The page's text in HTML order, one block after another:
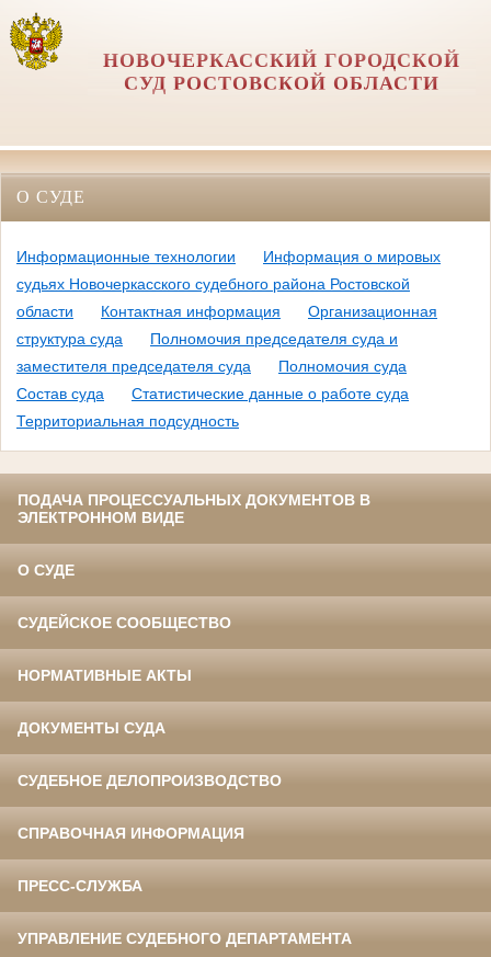
НОВОЧЕРКАССКИЙ ГОРОДСКОЙ
СУД РОСТОВСКОЙ ОБЛАСТИ
О СУДЕ
Информационные технологии
Информация о мировых
судьях Новочеркасского судебного района Ростовской
области
Контактная информация
Организационная
структура суда
Полномочия председателя суда и
заместителя председателя суда
Полномочия суда
Состав суда
Статистические данные о работе суда
Территориальная подсудность
ПОДАЧА ПРОЦЕССУАЛЬНЫХ ДОКУМЕНТОВ В
ЭЛЕКТРОННОМ ВИДЕ
О СУДЕ
СУДЕЙСКОЕ СООБЩЕСТВО
НОРМАТИВНЫЕ АКТЫ
ДОКУМЕНТЫ СУДА
СУДЕБНОЕ ДЕЛОПРОИЗВОДСТВО
СПРАВОЧНАЯ ИНФОРМАЦИЯ
ПРЕСС-СЛУЖБА
УПРАВЛЕНИЕ СУДЕБНОГО ДЕПАРТАМЕНТА